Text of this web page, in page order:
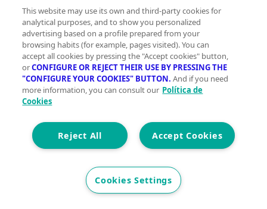
proyecto residencial o comercial en una ubicación
tranquila pero bien conectada.-Fachadas 45,98 metros
y 21,47 metros, lo que proporciona una gran
flexibilidad en cuanto a diseño y distribución de la
edificación.-Pendiente El terreno presenta una
pendiente del 41,80, lo que puede ofrecer una
oportunidad interesante para una construcción
adaptada a la topografía y aprovechar las vistas.Datos
Urbanísticos según el POUM-Ocupación máxima
217,62 m, lo que determina la superficie máxima que
puede ocupar la edificación en la planta baja.-
Edificabilidad total 558 m, permitiendo construir hasta
esa superficie en total, distribuyéndola entre las
plantas superiores.-Altura máxima permitida 6 metros
This website may use its own and third-party cookies for
analytical purposes, and to show you personalized
advertising based on a profile prepared from your
browsing habits (for example, pages visited). You can
accept all cookies by pressing the "Accept cookies" button,
orCONFIGURE OR REJECT THEIR USE BY PRESSING THE
"CONFIGURE YOUR COOKIES" BUTTON. And if you need
more information, you can consult our Política de
Cookies
Accept Cookies
Reject All
Cookies Settings